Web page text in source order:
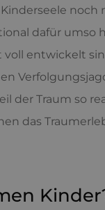
dafür
entwickelt
der Traum so
das